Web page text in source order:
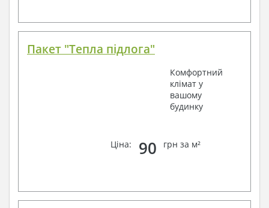
Пакет "Тепла підлога"
Комфортний
клімат у
вашому
будинку
Ціна: 90 грн за м²